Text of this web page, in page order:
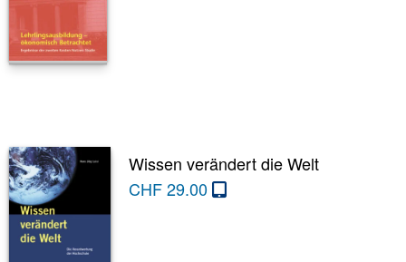
Wissen verändert die Welt
CHF29.00